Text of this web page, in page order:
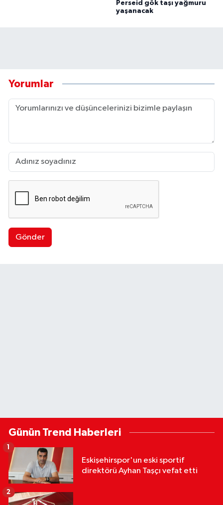
Perseid gök taşı yağmuru
yaşanacak
Yorumlar
Gönder
Günün Trend Haberleri
Eskişehirspor'un eski sportif
direktörü Ayhan Taşçı vefat etti
1
2